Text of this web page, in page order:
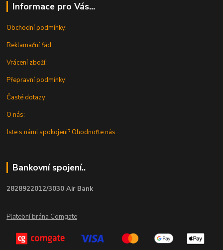
Informace pro Vás...
Obchodní podmínky:
Reklamační řád:
Vrácení zboží:
Přepravní podmínky:
Časté dotazy:
O nás:
Jste s námi spokojeni? Ohodnoťte nás...
Bankovní spojení..
2828922012/3030 Air Bank
Platební brána Comgate